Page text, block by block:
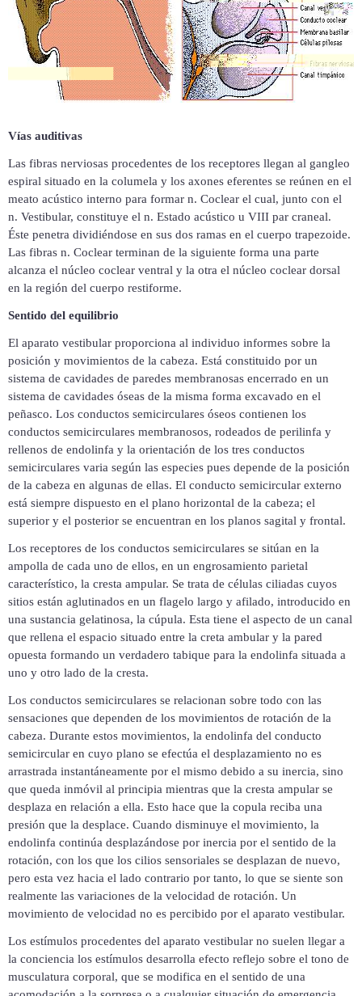
Vías auditivas
Las fibras nerviosas procedentes de los receptores llegan al gangleo
espiral situado en la columela y los axones eferentes se reúnen en el
meato acústico interno para formar n. Coclear el cual, junto con el
n. Vestibular, constituye el n. Estado acústico u VIII par craneal.
Éste penetra dividiéndose en sus dos ramas en el cuerpo trapezoide.
Las fibras n. Coclear terminan de la siguiente forma una parte
alcanza el núcleo coclear ventral y la otra el núcleo coclear dorsal
en la región del cuerpo restiforme.
Sentido del equilibrio
El aparato vestibular proporciona al individuo informes sobre la
posición y movimientos de la cabeza. Está constituido por un
sistema de cavidades de paredes membranosas encerrado en un
sistema de cavidades óseas de la misma forma excavado en el
peñasco. Los conductos semicirculares óseos contienen los
conductos semicirculares membranosos, rodeados de perilinfa y
rellenos de endolinfa y la orientación de los tres conductos
semicirculares varia según las especies pues depende de la posición
de la cabeza en algunas de ellas. El conducto semicircular externo
está siempre dispuesto en el plano horizontal de la cabeza; el
superior y el posterior se encuentran en los planos sagital y frontal.
Los receptores de los conductos semicirculares se sitúan en la
ampolla de cada uno de ellos, en un engrosamiento parietal
característico, la cresta ampular. Se trata de células ciliadas cuyos
sitios están aglutinados en un flagelo largo y afilado, introducido en
una sustancia gelatinosa, la cúpula. Esta tiene el aspecto de un canal
que rellena el espacio situado entre la creta ambular y la pared
opuesta formando un verdadero tabique para la endolinfa situada a
uno y otro lado de la cresta.
Los conductos semicirculares se relacionan sobre todo con las
sensaciones que dependen de los movimientos de rotación de la
cabeza. Durante estos movimientos, la endolinfa del conducto
semicircular en cuyo plano se efectúa el desplazamiento no es
arrastrada instantáneamente por el mismo debido a su inercia, sino
que queda inmóvil al principia mientras que la cresta ampular se
desplaza en relación a ella. Esto hace que la copula reciba una
presión que la desplace. Cuando disminuye el movimiento, la
endolinfa continúa desplazándose por inercia por el sentido de la
rotación, con los que los cilios sensoriales se desplazan de nuevo,
pero esta vez hacia el lado contrario por tanto, lo que se siente son
realmente las variaciones de la velocidad de rotación. Un
movimiento de velocidad no es percibido por el aparato vestibular.
Los estímulos procedentes del aparato vestibular no suelen llegar a
la conciencia los estímulos desarrolla efecto reflejo sobre el tono de
musculatura corporal, que se modifica en el sentido de una